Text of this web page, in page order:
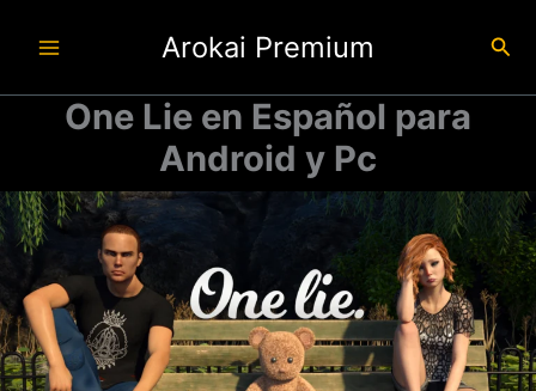
Arokai Premium
One Lie en Español para
Android y Pc